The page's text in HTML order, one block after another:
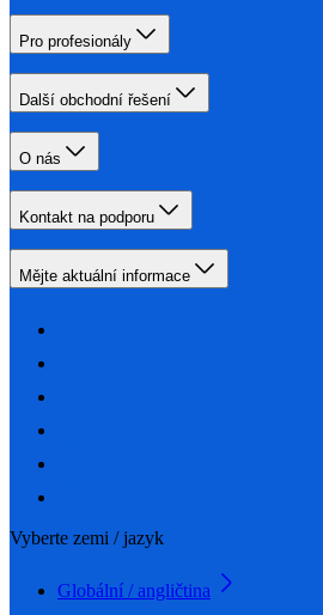
Pro profesionály
Další obchodní řešení
O nás
Kontakt na podporu
Mějte aktuální informace
Vyberte zemi / jazyk
Globální / angličtina